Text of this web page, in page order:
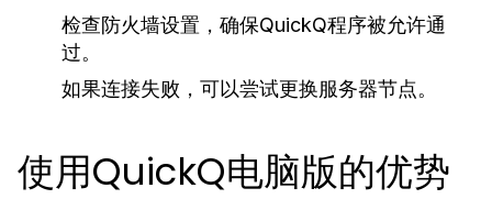
检查防火墙设置，确保QuickQ程序被允许通
过。
如果连接失败，可以尝试更换服务器节点。
使用QuickQ电脑版的优势